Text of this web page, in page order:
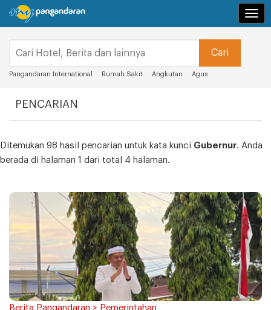
Pangandaran International Rumah Sakit Angkutan Agus
PENCARIAN
Ditemukan 98 hasil pencarian untuk kata kunci Gubernur. Anda
berada di halaman 1 dari total 4 halaman.
Berita Pangandaran > Pemerintahan